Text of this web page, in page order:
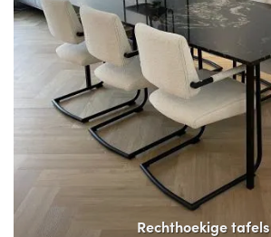
Rechthoekige tafels